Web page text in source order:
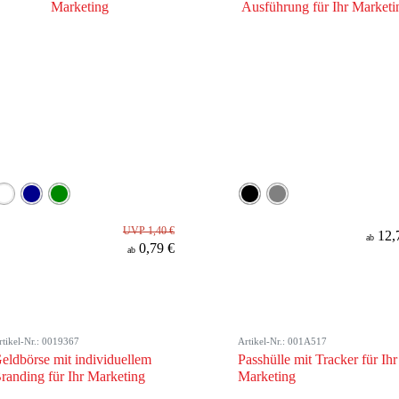
UVP 1,40 €
ab 0,79 €
ab
Nr.: 0019367
mit individuellem
für Ihr Marketing
Artikel-Nr.: 001A517
Passhülle mit Tracker für Ihr
Marketing